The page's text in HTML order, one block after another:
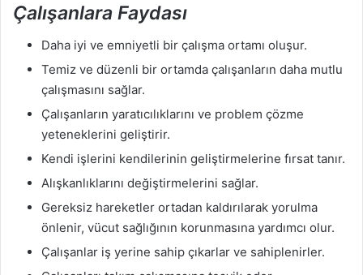
Çalışanlara Faydası
Daha iyi ve emniyetli bir çalışma ortamı oluşur.
Temiz ve düzenli bir ortamda çalışanların daha mutlu
çalışmasını sağlar.
Çalışanların yaratıcılıklarını ve problem çözme
yeteneklerini geliştirir.
Kendi işlerini kendilerinin geliştirmelerine fırsat tanır.
Alışkanlıklarını değiştirmelerini sağlar.
Gereksiz hareketler ortadan kaldırılarak yorulma
önlenir, vücut sağlığının korunmasına yardımcı olur.
Çalışanlar iş yerine sahip çıkarlar ve sahiplenirler.